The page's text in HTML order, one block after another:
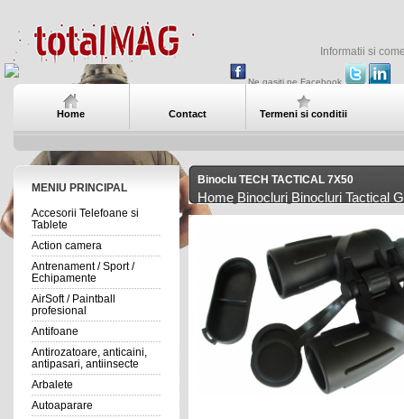
Informatii si
Ne gasiti pe Facebook
Home Contact Termeni si conditii
MENIU PRINCIPAL
Accesorii Telefoane si
Tablete
Action camera
Antrenament / Sport /
Echipamente
AirSoft / Paintball
profesional
Antifoane
Antirozatoare, anticaini,
antipasari, antiinsecte
Arbalete
Autoaparare
Binoclu TECH TACTICAL 7X50
Home Binocluri Binocluri Tactical